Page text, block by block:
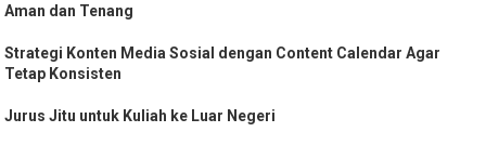
Aman dan Tenang
Strategi Konten Media Sosial dengan Content Calendar Agar
Tetap Konsisten
Jurus Jitu untuk Kuliah ke Luar Negeri